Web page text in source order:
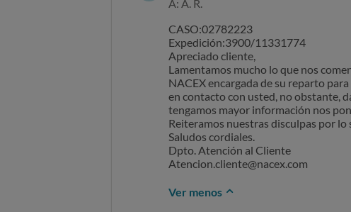
No hay forma de contactar con
A: A. R.
CASO:02782223
Expedición:3900/11331774
Apreciado cliente,
Lamentamos mucho lo que nos
NACEX encargada de su reparto
en contacto con usted, no obstante,
tengamos mayor información nos
Reiteramos nuestras disculpas por lo
Saludos cordiales.
Dpto. Atención al Cliente
Atencion.cliente@nacex.com
Ver menos